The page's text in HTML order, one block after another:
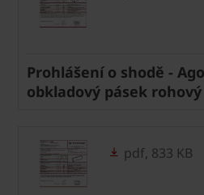
Prohlášení o shodě -
obkladový pásek rohový
pdf, 833 KB